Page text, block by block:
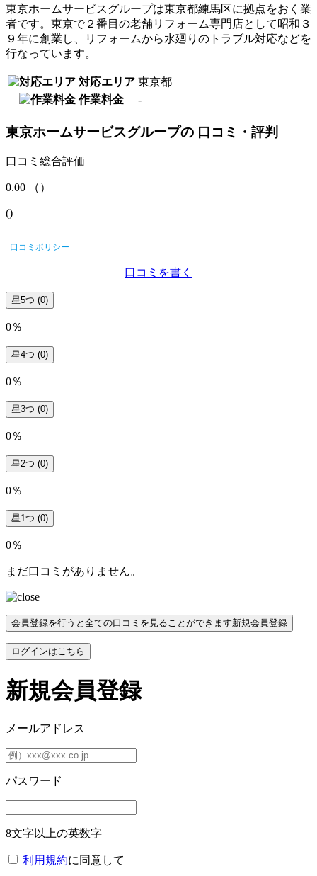
東京ホームサービスグループは東京都練馬区に拠点をおく業
者です。東京で２番目の老舗リフォーム専門店として昭和３
９年に創業し、リフォームから水廻りのトラブル対応などを
行なっています。
対応エリア 東京都
作業料金
-
東京ホームサービスグループの 口コミ・評判
口コミ総合評価
0.00 （ ）
()
口コミポリシー
口コミを書く
星5つ (0)
0％
星4つ (0)
0％
星3つ (0)
0％
星2つ (0)
0％
星1つ (0)
0％
まだ口コミがありません。
会員登録を行うと全ての口コミを見ることができます新規会員登録
ログインはこちら
新規会員登録
メールアドレス
パスワード
8文字以上の英数字
利用規約に同意して